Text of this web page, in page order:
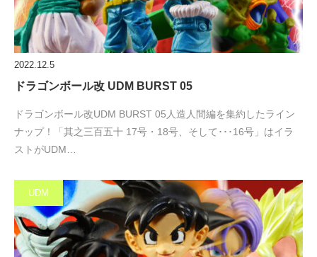
2022.12.5
ドラゴンボール改 UDM BURST 05
ドラゴンボール改UDM BURST 05人造人間編を集約したライン
ナップ！「其之三百五十 17号・18号、そして･･･16号」はイラ
ストがUDM…
UDM